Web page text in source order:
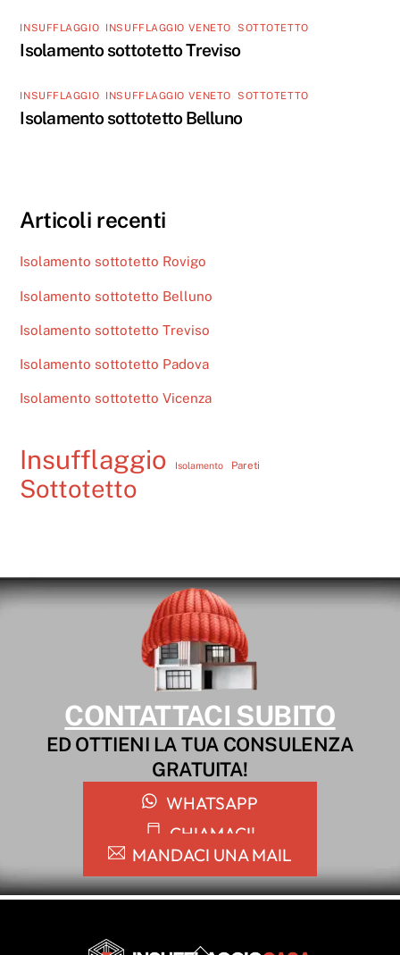
INSUFFLAGGIO INSUFFLAGGIO VENETO ,SOTTOTETTO
Isolamento sottotetto Treviso
INSUFFLAGGIO INSUFFLAGGIO VENETO ,SOTTOTETTO
Isolamento sottotetto Belluno
Articoli recenti
Isolamento sottotetto Rovigo
Isolamento sottotetto Belluno
Isolamento sottotetto Treviso
Isolamento sottotetto Padova
Isolamento sottotetto Vicenza
Insufflaggio Isolamento Pareti
Sottotetto
CONTATTACI SUBITO
ED OTTIENI LA TUA CONSULENZA
GRATUITA!
WHATSAPP
CHIAMACI!
MANDACI UNA MAIL
Back